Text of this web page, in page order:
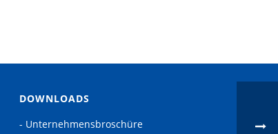
DOWNLOADS
- Unternehmensbroschüre